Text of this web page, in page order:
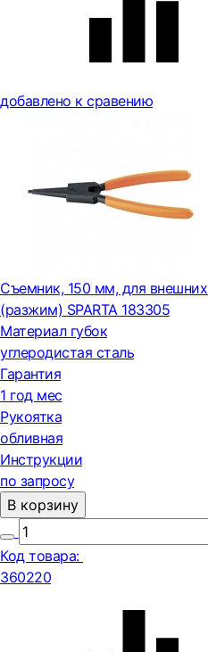
добавлено к сравению
Съемник, 150 мм, для
(разжим) SPARTA 183305
Материал губок
углеродистая сталь
Гарантия
1 год мес
Рукоятка
обливная
Инструкции
по запросу
В корзину
Код товара:
360220